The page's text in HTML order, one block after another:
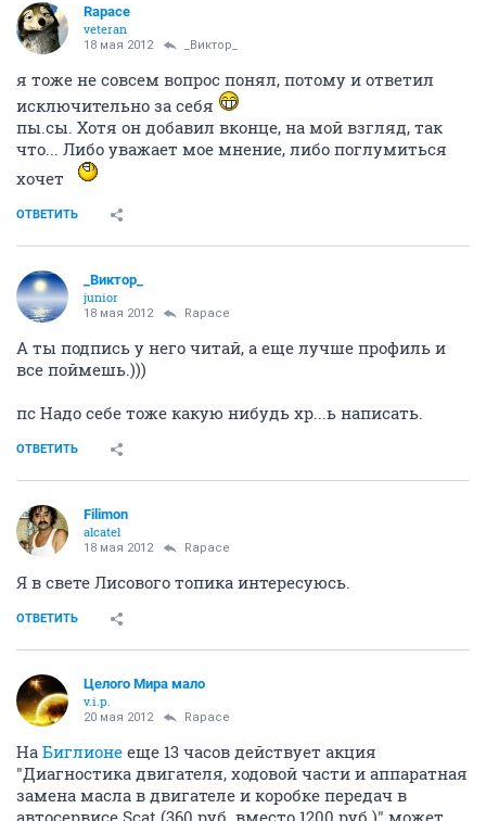
Rapace
veteran
18 мая 2012 _Виктор_
я тоже не совсем вопрос понял, потому и ответил
исключительно за себя
пы.сы. Хотя он добавил вконце, на мой взгляд, так
что... Либо уважает мое мнение, либо поглумиться
хочет
ОТВЕТИТЬ
_Виктор_
juniоr
18 мая 2012 Rapace
А ты подпись у него читай, а еще лучше профиль и
все поймешь.)))
пс Надо себе тоже какую нибудь хр...ь написать.
ОТВЕТИТЬ
Filimon
alcatel
18 мая 2012 Rapace
Я в свете Лисового топика интересуюсь.
ОТВЕТИТЬ
Целого Мира мало
v.i.p.
20 мая 2012 Rapace
На Биглионе еще 13 часов действует акция
"Диагностика двигателя, ходовой части и аппаратная
замена масла в двигателе и коробке передач в
автосервисе Scat (360 руб. вместо 1200 руб.)" может